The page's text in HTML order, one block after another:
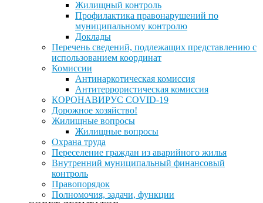
Жилищный контроль
Профилактика правонарушений по
муниципальному контролю
Доклады
Перечень сведений, подлежащих представлению с
использованием координат
Комиссии
Антинаркотическая комиссия
Антитеррористическая комиссия
КОРОНАВИРУС COVID-19
Дорожное хозяйство!
Жилищные вопросы
Жилищные вопросы
Охрана труда
Переселение граждан из аварийного жилья
Внутренний муниципальный финансовый
контроль
Правопорядок
Полномочия, задачи, функции